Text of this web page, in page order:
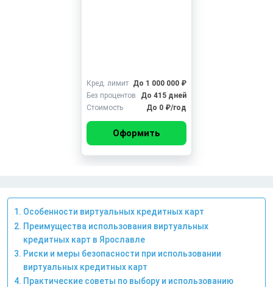
Кред. лимит До 1 000 000 ₽
Без процентов
До 415 дней
Стоимость
До 0 ₽/год
Оформить
Особенности виртуальных кредитных карт
Преимущества использования виртуальных
кредитных карт в Ярославле
Риски и меры безопасности при использовании
виртуальных кредитных карт
Практические советы по выбору и использованию